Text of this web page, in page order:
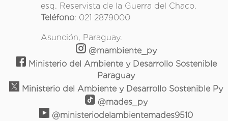
esq. Reservista de la Guerra del Chaco.
Teléfono: 021 2879000
Asunción, Paraguay.
@mambiente_py
Ministerio del Ambiente y Desarrollo Sostenible
Paraguay
Ministerio del Ambiente y Desarrollo Sostenible Py
@mades_py
@ministeriodelambientemades9510